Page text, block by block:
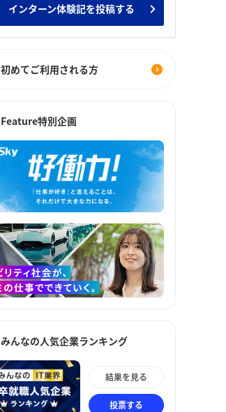
インターン体験記を投稿する
初めてご利用される方
Feature特別企画
みんなの人気企業ランキング
結果を見る
投票する